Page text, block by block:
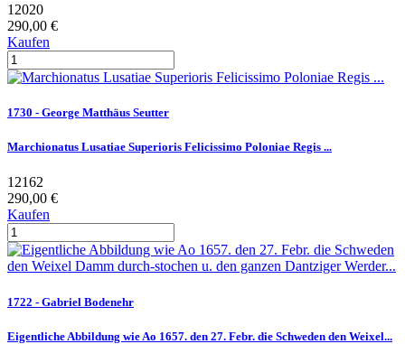
12020
290,00 €
Kaufen
1730 - George Matthäus Seutter
Marchionatus Lusatiae Superioris Felicissimo Poloniae Regis ...
12162
290,00 €
Kaufen
1722 - Gabriel Bodenehr
Eigentliche Abbildung wie Ao 1657. den 27. Febr. die Schweden den Weixel...